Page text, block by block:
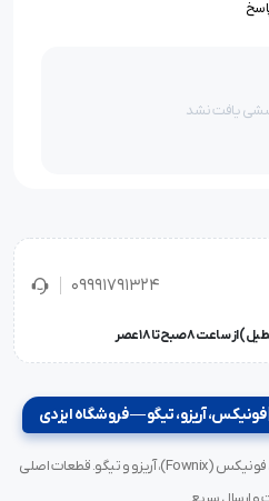
یافت نشد
09991791324
۸ صبح تا ۱۸ عصر
خرید لوازم یدکی MVM و مدیران خودرو، فونیکس (Fownix)، آریزو و تیگو. قطعات اصلی